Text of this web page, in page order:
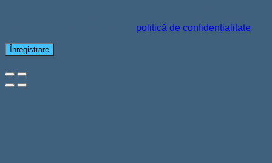
politică de confidențialitate
Înregistrare